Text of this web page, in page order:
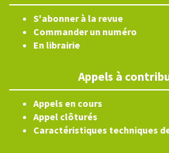
S'abonner à la revue
Commander un numéro
En librairie
Appels à
Appels en cours
Appel clôturés
Caractéristiques techniques